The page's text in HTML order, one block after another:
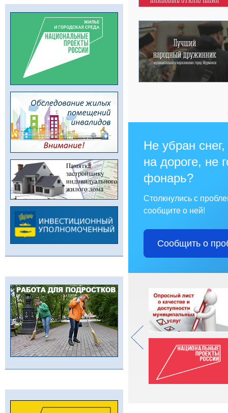
Не убран
на дороге, не
фонарь?
Столкнулись с
сообщите о ней!
Сообщить о